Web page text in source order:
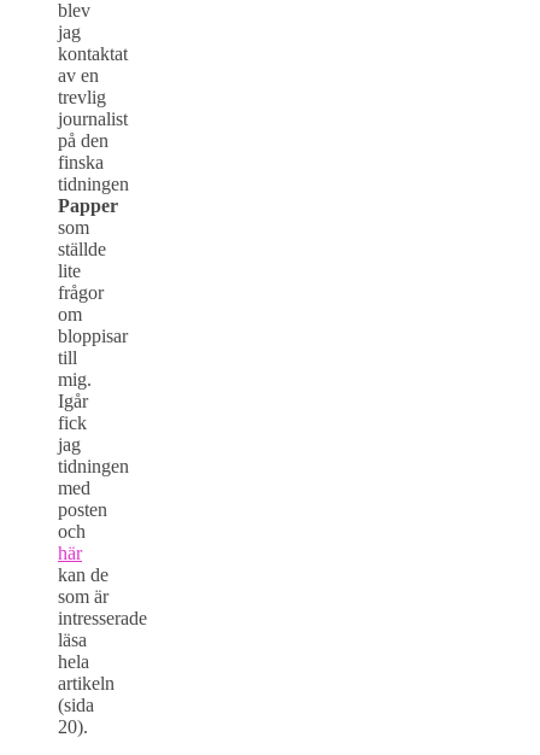
blev
jag
kontaktat
av en
trevlig
journalist
på den
finska
tidningen
Papper
som
ställde
lite
frågor
om
bloppisar
till
mig.
Igår
fick
jag
tidningen
med
posten
och
här
kan de
som är
intresserade
läsa
hela
artikeln
(sida
20).